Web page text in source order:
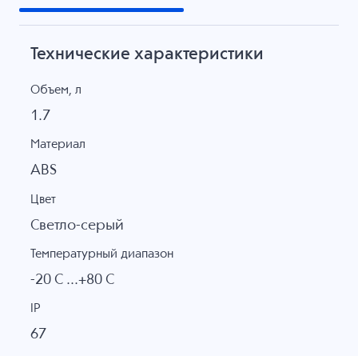
Технические характеристики
Объем, л
1.7
Материал
ABS
Цвет
Светло-серый
Температурный диапазон
-20 C ...+80 C
IP
67